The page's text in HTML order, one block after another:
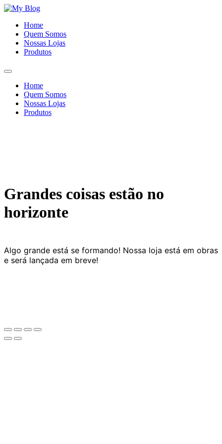
Ir
conteúdo
Home
Quem Somos
Nossas Lojas
Produtos
Home
Quem Somos
Nossas Lojas
Produtos
Grandes coisas estão no
horizonte
Algo grande está se formando! Nossa loja está em obras
e será lançada em breve!